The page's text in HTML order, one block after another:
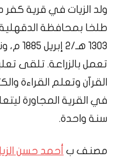
ولد الزيات في قرية كفر
1303
تعمل بالزراعة. تلقى
القرآن وتعلم القراءة
في القرية المجاورة
سنة واحدة.
مصنف ب أحمد حسن